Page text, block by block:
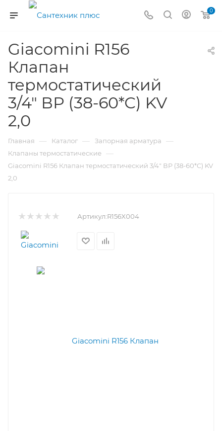
0
Giacomini R156
Клапан
термостатический
3/4" ВР (38-60*C) KV
2,0
Главная — Каталог — Запорная арматура —
Клапаны термостатические —
Giacomini R156 Клапан термостатический 3/4" ВР (38-60*C) KV
2,0
Артикул:R156X004